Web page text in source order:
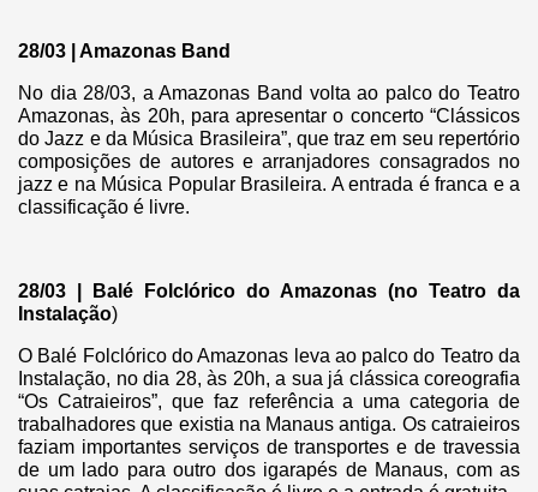
28/03 | Amazonas Band
No dia 28/03, a Amazonas Band volta ao palco do Teatro
Amazonas, às 20h, para apresentar o concerto “Clássicos
do Jazz e da Música Brasileira”, que traz em seu repertório
composições de autores e arranjadores consagrados no
jazz e na Música Popular Brasileira. A entrada é franca e a
classificação é livre.
28/03 | Balé Folclórico do Amazonas (no Teatro da
Instalação)
O Balé Folclórico do Amazonas leva ao palco do Teatro da
Instalação, no dia 28, às 20h, a sua já clássica coreografia
“Os Catraieiros”, que faz referência a uma categoria de
trabalhadores que existia na Manaus antiga. Os catraieiros
faziam importantes serviços de transportes e de travessia
de um lado para outro dos igarapés de Manaus, com as